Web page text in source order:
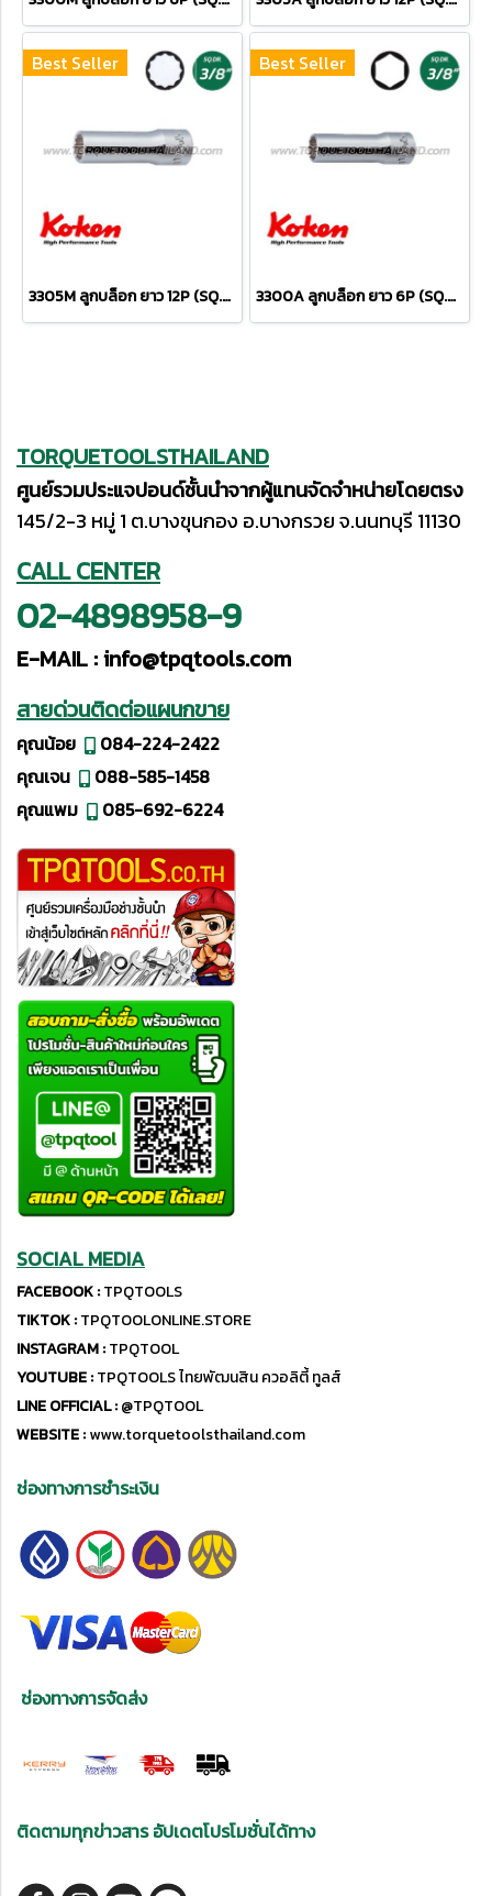
Best Seller
3305M ลูกบล็อก ยาว 12P (SQ.DR.3/8") Deep Sockets
Best Seller
3300A ลูกบล็อก ยาว 6P (SQ.DR.3/8") Deep Sockets
TORQUETOOLSTHAILAND
ศูนย์รวมประแจปอนด์ชั้นนำจากผู้แทนจัดจำหน่ายโดยตรง
145/2-3 หมู่ 1 ต.บางขุนกอง อ.บางกรวย จ.นนทบุรี 11130
CALL CENTER
02-4898958-9
E-MAIL :info@tpqtools.com
สายด่วนติดต่อแผนกขาย
คุณน้อย
084-224-2422
คุณเจน
088-585-1458
คุณแพม
085-692-6224
SOCIAL MEDIA
FACEBOOK :TPQTOOLS
TIKTOK :TPQTOOLONLINE.STORE
INSTAGRAM :TPQTOOL
YOUTUBE :TPQTOOLS ไทยพัฒนสิน ควอลิตี้ ทูลส์
LINE OFFICIAL :@TPQTOOL
WEBSITE :www.torquetoolsthailand.com
ช่องทางการชำระเงิน
ช่องทางการจัดส่ง
ติดตามทุกข่าวสาร อัปเดตโปรโมชั่นได้ทาง